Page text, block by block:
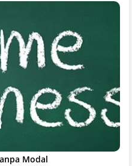
Modal